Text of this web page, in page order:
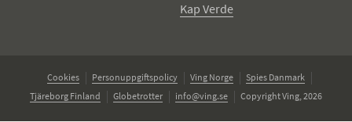
Kap Verde
Cookies Personuppgiftspolicy Ving Norge
Spies Danmark
Tjäreborg Finland
Globetrotter info@ving.se Copyright Ving, 2026